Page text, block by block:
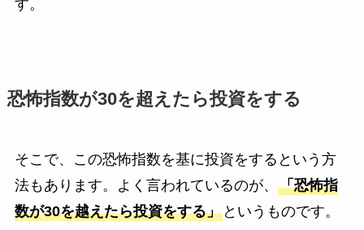
す。
恐怖指数が30を超えたら投資をする
そこで、この恐怖指数を基に投資をするという方
法もあります。よく言われているのが、 「恐怖指
数が30を越えたら投資をする」というものです。